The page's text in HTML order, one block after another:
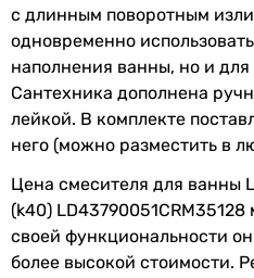
Вес
Ширина 215 мм
Глубина 400 мм
Габариты в упаковке
Ширина в 350 мм
с длинным поворотным
одновременно
наполнения ванны, но и
Сантехника дополнена
лейкой. В комплекте
него (можно разместить в
Цена смесителя для ванны
(k40)
своей функциональности
более высокой стоимости.